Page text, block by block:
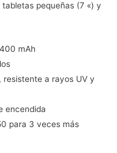
pequeñas (7 «) y
mAh
resistente a rayos UV y
encendida
para 3 veces más